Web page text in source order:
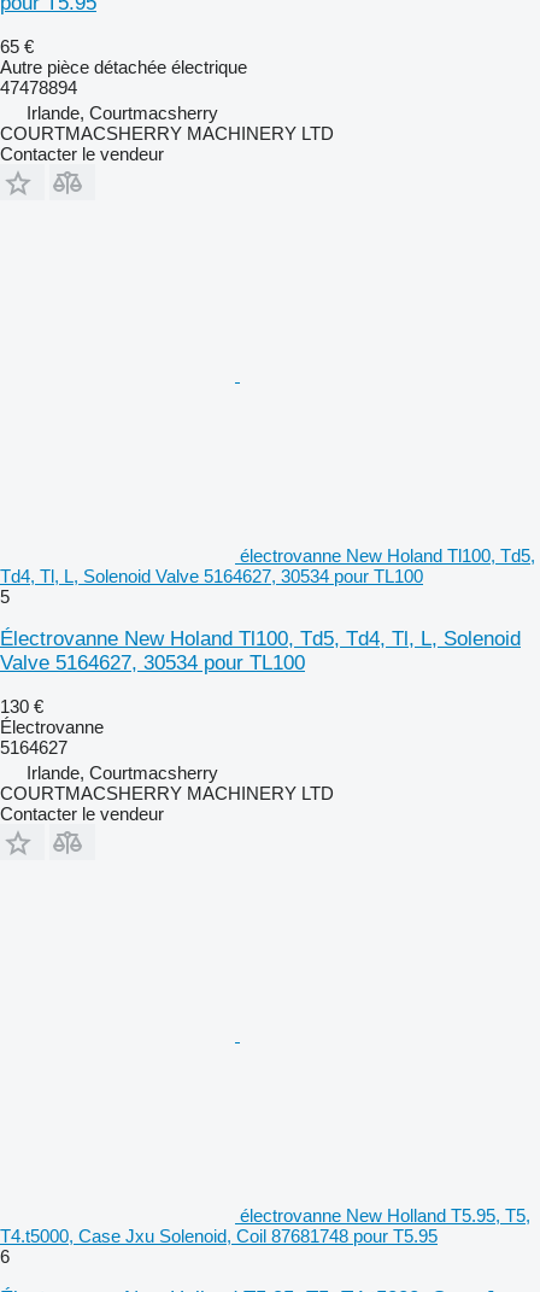
65 €
Autre pièce détachée électrique
47478894
Irlande, Courtmacsherry
COURTMACSHERRY MACHINERY LTD
Contacter le vendeur
électrovanne New Holand Tl100, Td5,
Td4, Tl, L, Solenoid Valve 5164627, 30534 pour TL100
5
Électrovanne New Holand Tl100, Td5, Td4, Tl, L, Solenoid
Valve 5164627, 30534 pour TL100
130 €
Électrovanne
5164627
Irlande, Courtmacsherry
COURTMACSHERRY MACHINERY LTD
Contacter le vendeur
électrovanne New Holland T5.95, T5,
T4.t5000, Case Jxu Solenoid, Coil 87681748 pour T5.95
6